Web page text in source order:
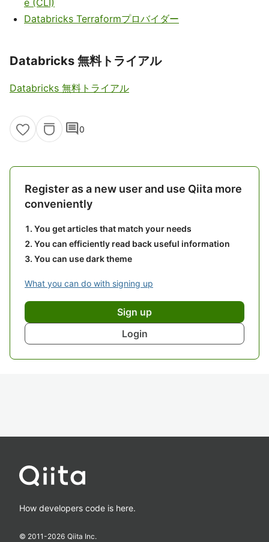
e (CLI)
Databricks Terraformプロバイダー
Databricks 無料トライアル
Databricks 無料トライアル
comment0
Register as a new user and use Qiita more
conveniently
You get articles that match your needs
You can efficiently read back useful information
You can use dark theme
What you can do with signing up
Sign up
Login
How developers code is here.
© 2011-2026 Qiita Inc.